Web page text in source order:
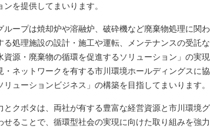
ンを提供してまいります。
ループは焼却炉や溶融炉、破砕機など廃棄物処理に関
る処理施設の設計・施工や運転、メンテナンスの受託
資源・廃棄物の循環を促進するソリューション」の実
・ネットワークを有する市川環境ホールディングスに
リューションビジネス」の構築を目指してまいります。
とクボタは、両社が有する豊富な経営資源と市川環境
せることで、循環型社会の実現に向けた取り組みを強